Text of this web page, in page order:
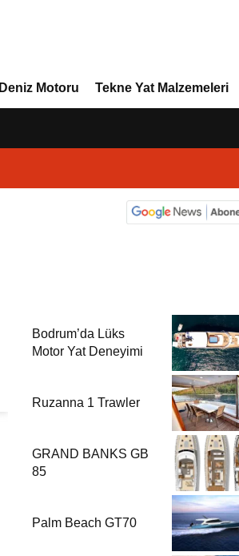
Deniz Motoru Tekne Yat Malzemeleri
Bodrum’da Lüks
Motor Yat Deneyimi
Ruzanna 1 Trawler
GRAND BANKS GB
85
Palm Beach GT70